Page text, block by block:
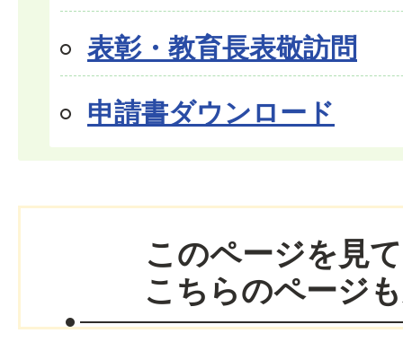
表彰・教育長表敬訪問
申請書ダウンロード
このページを見
こちらのページ